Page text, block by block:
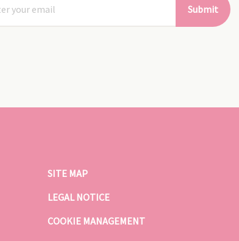
Submit
SITE MAP
LEGAL NOTICE
COOKIE MANAGEMENT